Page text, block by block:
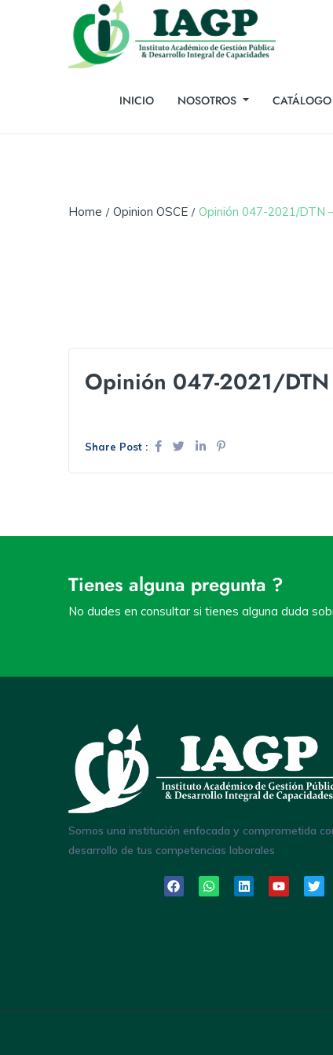
INICIO NOSOTROS
Home Opinion OSCE Opinión 047-2021/DTN
Opinión 047-2021/
Share Post :
Tienes alguna pregunta ?
No dudes en consultar si tienes alguna duda
Somos una institución enfocada y comprometida
desarrollo de tus competencias laborales